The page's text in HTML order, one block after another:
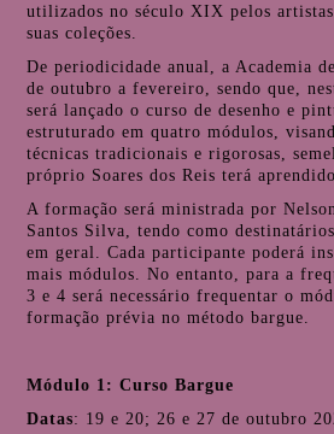
utilizados no século XIX pelos artistas
suas coleções.
De periodicidade anual, a Academia
de outubro a fevereiro, sendo que,
será lançado o curso de desenho e
estruturado em quatro módulos,
técnicas tradicionais e rigorosas,
próprio Soares dos Reis terá
A formação será ministrada por
Santos Silva, tendo como
em geral. Cada participante poderá
mais módulos. No entanto, para a
3 e 4 será necessário frequentar o
formação prévia no método bargue.
Módulo 1: Curso Bargue
Datas: 19 e 20; 26 e 27 de outubro